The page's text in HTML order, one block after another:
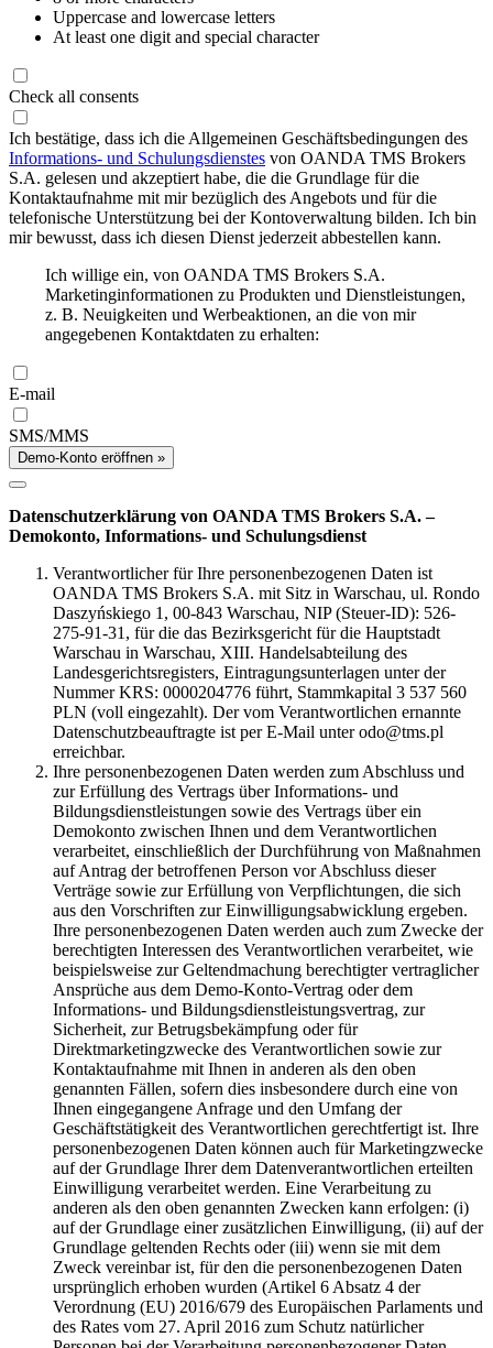
Uppercase and lowercase letters
At least one digit and special character
Check all consents
Ich bestätige, dass ich die Allgemeinen Geschäftsbedingungen des
Informations- und Schulungsdienstes von OANDA TMS Brokers
S.A. gelesen und akzeptiert habe, die die Grundlage für die
Kontaktaufnahme mit mir bezüglich des Angebots und für die
telefonische Unterstützung bei der Kontoverwaltung bilden. Ich bin
mir bewusst, dass ich diesen Dienst jederzeit abbestellen kann.
Ich willige ein, von OANDA TMS Brokers S.A.
Marketinginformationen zu Produkten und Dienstleistungen,
z. B. Neuigkeiten und Werbeaktionen, an die von mir
angegebenen Kontaktdaten zu erhalten:
E-mail
SMS/MMS
Demo-Konto eröffnen »
Datenschutzerklärung von OANDA TMS Brokers S.A. –
Demokonto, Informations- und Schulungsdienst
Verantwortlicher für Ihre personenbezogenen Daten ist
OANDA TMS Brokers S.A. mit Sitz in Warschau, ul. Rondo
Daszyńskiego 1, 00-843 Warschau, NIP (Steuer-ID): 526-
275-91-31, für die das Bezirksgericht für die Hauptstadt
Warschau in Warschau, XIII. Handelsabteilung des
Landesgerichtsregisters, Eintragungsunterlagen unter der
Nummer KRS: 0000204776 führt, Stammkapital 3 537 560
PLN (voll eingezahlt). Der vom Verantwortlichen ernannte
Datenschutzbeauftragte ist per E-Mail unter odo@tms.pl
erreichbar.
Ihre personenbezogenen Daten werden zum Abschluss und
zur Erfüllung des Vertrags über Informations- und
Bildungsdienstleistungen sowie des Vertrags über ein
Demokonto zwischen Ihnen und dem Verantwortlichen
verarbeitet, einschließlich der Durchführung von Maßnahmen
auf Antrag der betroffenen Person vor Abschluss dieser
Verträge sowie zur Erfüllung von Verpflichtungen, die sich
aus den Vorschriften zur Einwilligungsabwicklung ergeben.
Ihre personenbezogenen Daten werden auch zum Zwecke der
berechtigten Interessen des Verantwortlichen verarbeitet, wie
beispielsweise zur Geltendmachung berechtigter vertraglicher
Ansprüche aus dem Demo-Konto-Vertrag oder dem
Informations- und Bildungsdienstleistungsvertrag, zur
Sicherheit, zur Betrugsbekämpfung oder für
Direktmarketingzwecke des Verantwortlichen sowie zur
Kontaktaufnahme mit Ihnen in anderen als den oben
genannten Fällen, sofern dies insbesondere durch eine von
Ihnen eingegangene Anfrage und den Umfang der
Geschäftstätigkeit des Verantwortlichen gerechtfertigt ist. Ihre
personenbezogenen Daten können auch für Marketingzwecke
auf der Grundlage Ihrer dem Datenverantwortlichen erteilten
Einwilligung verarbeitet werden. Eine Verarbeitung zu
anderen als den oben genannten Zwecken kann erfolgen: (i)
auf der Grundlage einer zusätzlichen Einwilligung, (ii) auf der
Grundlage geltenden Rechts oder (iii) wenn sie mit dem
Zweck vereinbar ist, für den die personenbezogenen Daten
ursprünglich erhoben wurden (Artikel 6 Absatz 4 der
Verordnung (EU) 2016/679 des Europäischen Parlaments und
des Rates vom 27. April 2016 zum Schutz natürlicher